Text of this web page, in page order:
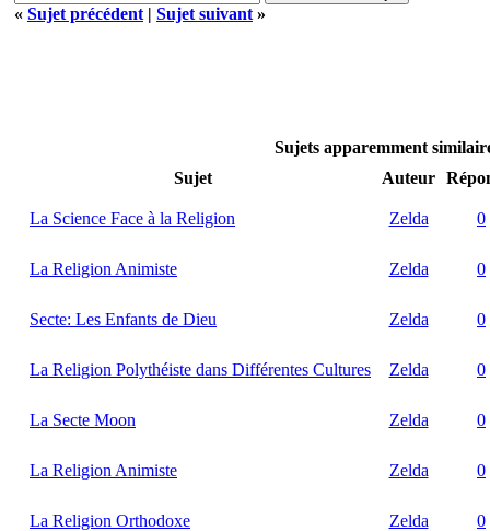
« Sujet précédent | Sujet suivant »
Sujets apparemment
Sujet
Auteur
La Science Face à la Religion Zelda 0
La Religion Animiste Zelda 0
Secte: Les Enfants de Dieu Zelda 0
La Religion Polythéiste dans Différentes Cultures Zelda 0
La Secte Moon Zelda 0
La Religion Animiste Zelda 0
La Religion Orthodoxe Zelda 0